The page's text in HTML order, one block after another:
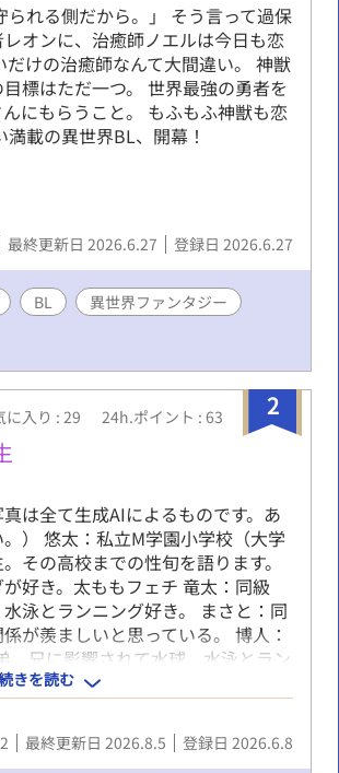
られる側だから。」 そう言って過保
オンに、治癒師ノエルは今日も恋
けの治癒師なんて大間違い。 神獣
標はただ一つ。 世界最強の勇者を
にもらうこと。 もふもふ神獣も恋
載の異世界BL、開幕！
最終更新日 2026.6.27 登録日 2026.6.27
BL
異世界ファンタジー
2
に入り : 29 24h.ポイント : 63
は全て生成AIによるものです。あ
） 悠太：私立M学園小学校（大学
その高校までの性旬を語ります。
好き。太ももフェチ 竜太：同級
泳とランニング好き。 まさと：同
が羨ましいと思っている。 博人：
兄に影響されて水球、水泳とラン
恋人 陽介：2つ学年が上の駅伝部
の先輩 豪太：中学受験を経てM学
でラグビー部へ推薦合格。オネエ
園の中等部の水球部、水泳部のキャ
きを読む
最終更新日 2026.8.5 登録日 2026.6.8